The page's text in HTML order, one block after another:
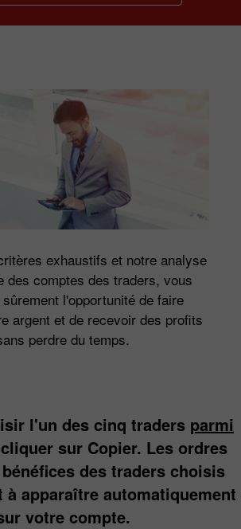
exhaustifs et notre analyse
des comptes des traders, vous
l'opportunité de faire
argent et de recevoir des profits
perdre du temps.
l'un des cinq traders parmi
sur Copier. Les ordres
des traders choisis
à apparaître automatiquement
votre compte.